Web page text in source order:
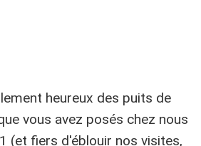
heureux des puits de
vous avez posés chez nous
(et fiers d'éblouir nos visites,